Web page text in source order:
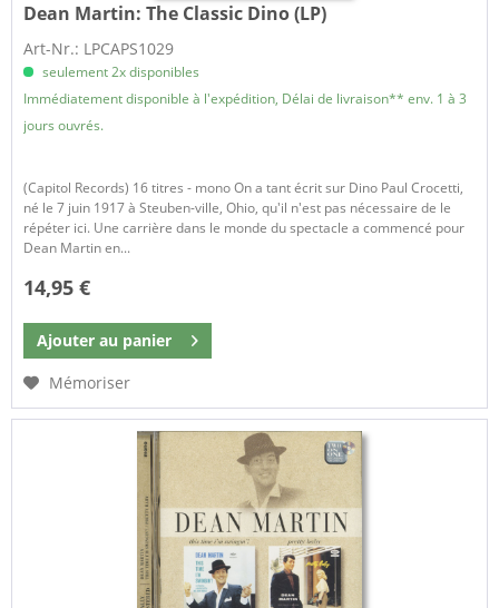
Dean Martin:The Classic Dino (LP)
Art-Nr.: LPCAPS1029
seulement 2x disponibles
Immédiatement disponible à l'expédition, Délai de livraison** env. 1 à 3
jours ouvrés.
(Capitol Records) 16 titres - mono On a tant écrit sur Dino Paul Crocetti,
né le 7 juin 1917 à Steuben-ville, Ohio, qu'il n'est pas nécessaire de le
répéter ici. Une carrière dans le monde du spectacle a commencé pour
Dean Martin en...
14,95 €
Ajouter au panier
Mémoriser